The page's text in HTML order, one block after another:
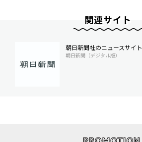
関連サイト
朝日新聞社のニュースサイト
朝日新聞（デジタル版）